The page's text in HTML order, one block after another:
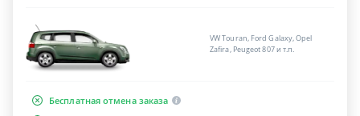
VW Touran, Ford Galaxy, Opel
Zafira, Peugeot 807 и т.п.
Бесплатная отмена заказа